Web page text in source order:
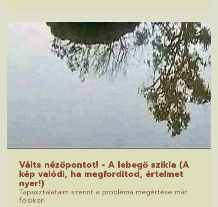
Válts nézőpontot! - A lebegő szikla (A
kép valódi, ha megfordítod, értelmet
nyer!)
Tapasztalataim szerint a probléma megértése már
félsiker!